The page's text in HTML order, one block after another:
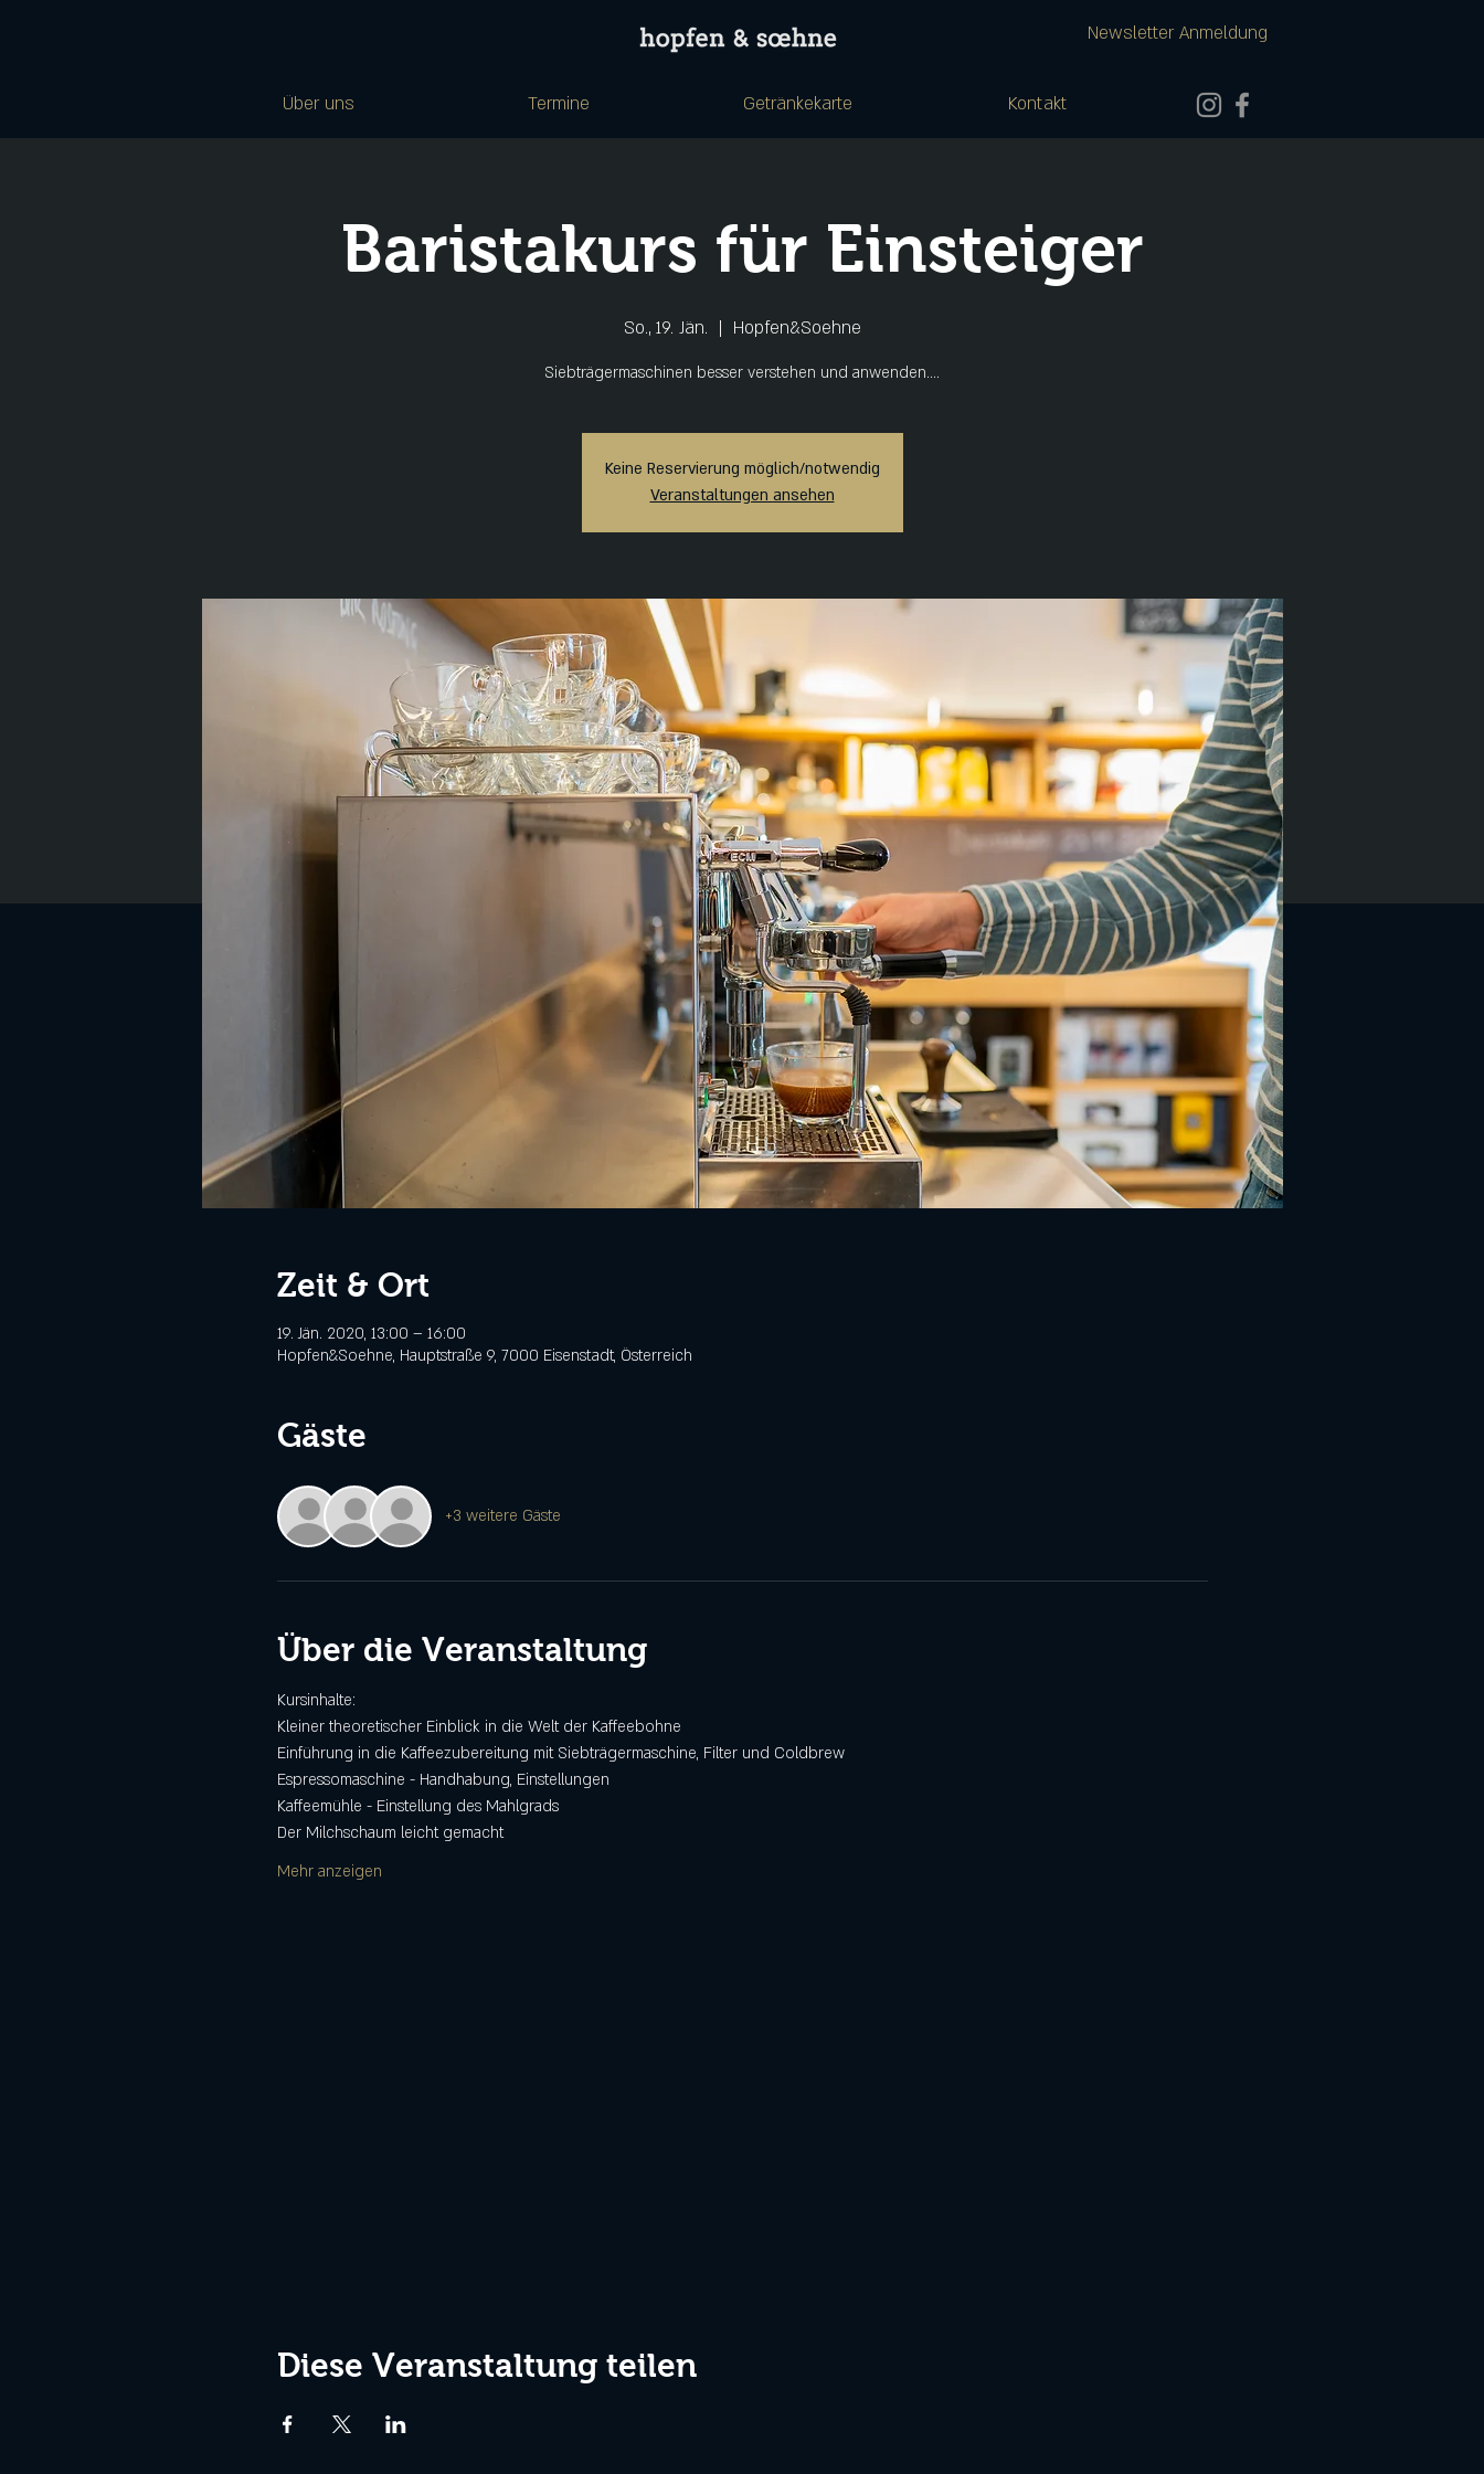
Newsletter Anmeldung
Über uns Termine Getränkekarte Kontakt
Baristakurs für Einsteiger
So., 19. Jän.
  |
Hopfen&Soehne
Siebträgermaschinen besser verstehen und anwenden....
Keine Reservierung möglich/notwendig
Veranstaltungen ansehen
Zeit & Ort
19. Jän. 2020, 13:00 – 16:00
Hopfen&Soehne, Hauptstraße 9, 7000 Eisenstadt, Österreich
Gäste
+3 weitere Gäste
Über die Veranstaltung
Kursinhalte:
Kleiner theoretischer Einblick in die Welt der Kaffeebohne
Einführung in die Kaffeezubereitung mit Siebträgermaschine, Filter und Coldbrew
Espressomaschine - Handhabung, Einstellungen
Kaffeemühle - Einstellung des Mahlgrads
Der Milchschaum leicht gemacht
Mehr anzeigen
Diese Veranstaltung teilen